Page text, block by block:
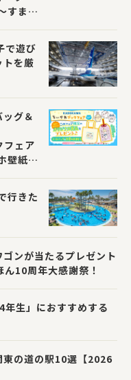
すまな
で遊び
トを厳
グ＆
フェア
壁紙は
行きた
ンが当たるプレゼント
10周年大感謝祭！
生」におすすめする
の道の駅10選【2026